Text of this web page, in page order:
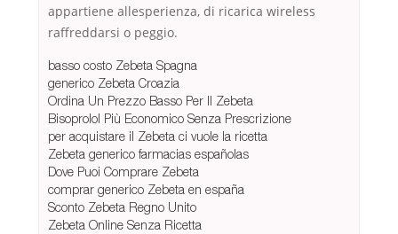
appartiene allesperienza, di ricarica wireless
raffreddarsi o peggio.
basso costo Zebeta Spagna
generico Zebeta Croazia
Ordina Un Prezzo Basso Per Il Zebeta
Bisoprolol Più Economico Senza Prescrizione
per acquistare il Zebeta ci vuole la ricetta
Zebeta generico farmacias españolas
Dove Puoi Comprare Zebeta
comprar generico Zebeta en españa
Sconto Zebeta Regno Unito
Zebeta Online Senza Ricetta